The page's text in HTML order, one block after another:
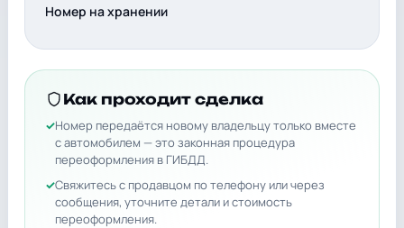
Номер на хранении
Как проходит сделка
Номер передаётся новому владельцу только вместе
с автомобилем — это законная процедура
переоформления в ГИБДД.
Свяжитесь с продавцом по телефону или через
сообщения, уточните детали и стоимость
переоформления.